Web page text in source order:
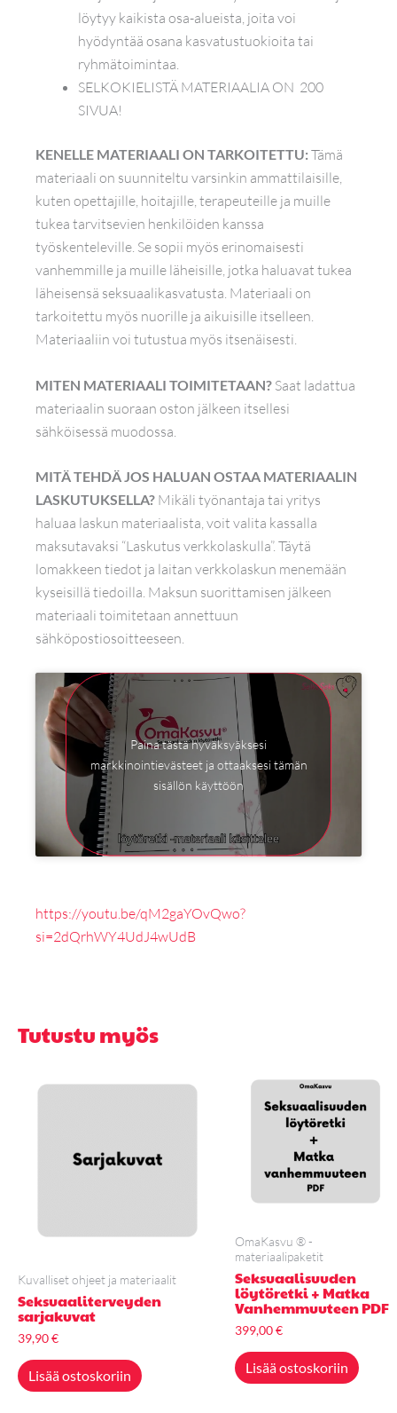
löytyy kaikista osa-alueista, joita voi
hyödyntää osana kasvatustuokioita tai
ryhmätoimintaa.
SELKOKIELISTÄ MATERIAALIA ON 200
SIVUA!
KENELLE MATERIAALI ON TARKOITETTU: Tämä
materiaali on suunniteltu varsinkin ammattilaisille,
kuten opettajille, hoitajille, terapeuteille ja muille
tukea tarvitsevien henkilöiden kanssa
työskenteleville. Se sopii myös erinomaisesti
vanhemmille ja muille läheisille, jotka haluavat tukea
läheisensä seksuaalikasvatusta. Materiaali on
tarkoitettu myös nuorille ja aikuisille itselleen.
Materiaaliin voi tutustua myös itsenäisesti.
MITEN MATERIAALI TOIMITETAAN? Saat ladattua
materiaalin suoraan oston jälkeen itsellesi
sähköisessä muodossa.
MITÄ TEHDÄ JOS HALUAN OSTAA MATERIAALIN
LASKUTUKSELLA? Mikäli työnantaja tai yritys
haluaa laskun materiaalista, voit valita kassalla
maksutavaksi “Laskutus verkkolaskulla”. Täytä
lomakkeen tiedot ja laitan verkkolaskun menemään
kyseisillä tiedoilla. Maksun suorittamisen jälkeen
materiaali toimitetaan annettuun
sähköpostiosoitteeseen.
Paina tästä hyväksyäksesi
markkinointievästeet ja ottaaksesi tämän
sisällön käyttöön
https://youtu.be/qM2gaYOvQwo?
si=2dQrhWY4UdJ4wUdB
Tutustu myös
Kuvalliset ohjeet ja materiaalit
Seksuaaliterveyden
sarjakuvat
39,90€
Lisää ostoskoriin
OmaKasvu ® -
materiaalipaketit
Seksuaalisuuden
löytöretki + Matka
Vanhemmuuteen PDF
399,00€
Lisää ostoskoriin